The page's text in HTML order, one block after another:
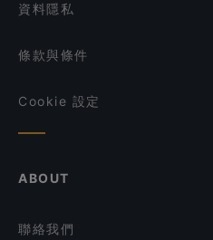
資料隱私
條款與條件
Cookie 設定
ABOUT
聯絡我們